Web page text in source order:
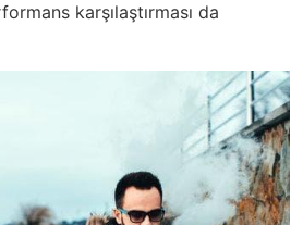
karşılaştırması da